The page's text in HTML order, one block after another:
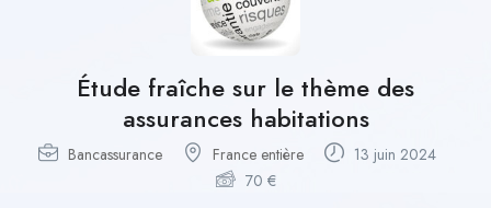
Étude fraîche sur le thème des
assurances habitations
Bancassurance France entière
13 juin 2024
70 €